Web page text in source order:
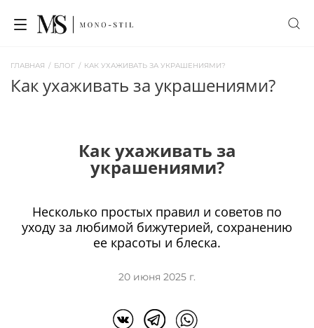
ГЛАВНАЯ / БЛОГ / КАК УХАЖИВАТЬ ЗА УКРАШЕНИЯМИ?
как ухаживать за украшениями?
Как ухаживать за
украшениями?
Несколько простых правил и советов по
уходу за любимой бижутерией, сохранению
ее красоты и блеска.
20 июня 2025 г.